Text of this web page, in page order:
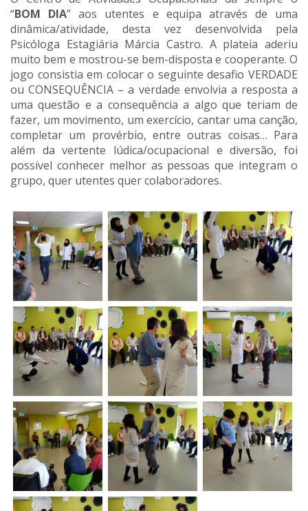
“BOM DIA” aos utentes e equipa através de uma
dinâmica/atividade, desta vez desenvolvida pela
Psicóloga Estagiária Márcia Castro. A plateia aderiu
muito bem e mostrou-se bem-disposta e cooperante. O
jogo consistia em colocar o seguinte desafio VERDADE
ou CONSEQUÊNCIA – a verdade envolvia a resposta a
uma questão e a consequência a algo que teriam de
fazer, um movimento, um exercício, cantar uma canção,
completar um provérbio, entre outras coisas… Para
além da vertente lúdica/ocupacional e diversão, foi
possível conhecer melhor as pessoas que integram o
grupo, quer utentes quer colaboradores.